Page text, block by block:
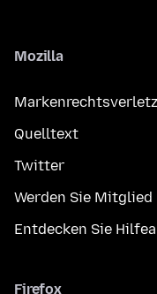
Mozilla
Quelltext
Twitter
Werden Sie
Entdecken Sie
Firefox